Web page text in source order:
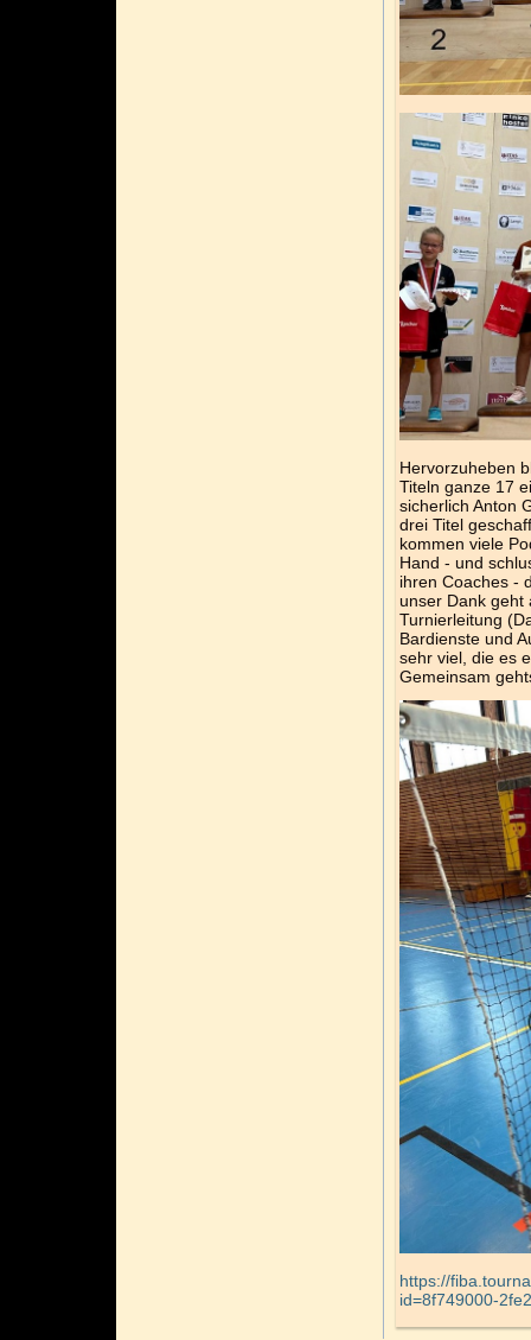
Hervorzuheben
Titeln ganze 17
sicherlich Anton
drei Titel
kommen viele
Hand - und
ihren Coaches -
unser Dank geht
Turnierleitung
Bardienste und
sehr viel, die es
Gemeinsam
https://
id=8f749000-